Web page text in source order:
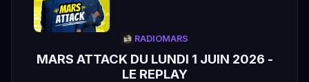
RADIOMARS
MARS ATTACK DU LUNDI 1 JUIN 2026 -
LE REPLAY